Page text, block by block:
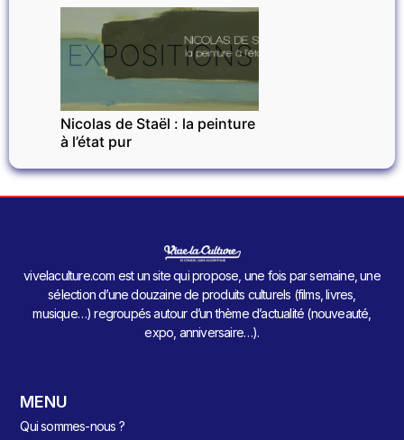
EXPOSITIONS
Nicolas de Staël : la peinture
à l’état pur
vivelaculture.com est un site qui propose, une fois par semaine, une
sélection d’une douzaine de produits culturels (films, livres,
musique…) regroupés autour d’un thème d’actualité (nouveauté,
expo, anniversaire…).
MENU
Qui sommes-nous ?